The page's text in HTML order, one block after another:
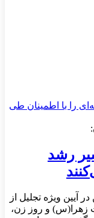
رشد
آیین ویژه تجلیل از
زهرا(س) و روز زن،